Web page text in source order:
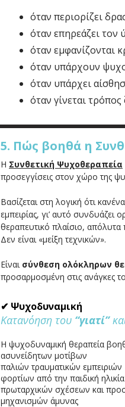
όταν περιορίζει
όταν επηρεάζει τον
όταν εμφανίζονται
όταν υπάρχουν
όταν υπάρχει
όταν γίνεται
5. Πώς βοηθά η
Η Συνθετική Ψυχοθεραπεία
προσεγγίσεις στον χώρο της
Βασίζεται στη λογική ότι
εμπειρίας, γι’ αυτό συνδυάζει
θεραπευτικό πλαίσιο,
Δεν είναι «μείξη τεχνικών».
Είναι σύνθεση ολόκληρων
προσαρμοσμένη στις ανάγκες
✔ Ψυχοδυναμική
Κατανόηση του “γιατί”
Η ψυχοδυναμική θεραπεία
ασυνείδητων μοτίβων
παλιών τραυματικών εμπειριών
φορτίων από την παιδική ηλικία
πρωταρχικών σχέσεων και
μηχανισμών άμυνας